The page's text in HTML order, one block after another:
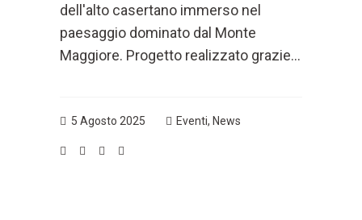
dell'alto casertano immerso nel
paesaggio dominato dal Monte
Maggiore. Progetto realizzato grazie...
5 Agosto 2025 Eventi, News